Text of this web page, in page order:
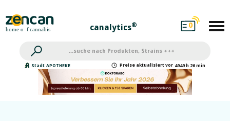
canalytics® 0
Stadt APOTHEKE Preise aktualisiert vor 4949 h 26 min